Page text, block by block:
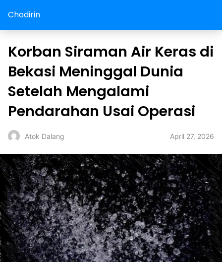
Chodirin
Korban Siraman Air Keras di
Bekasi Meninggal Dunia
Setelah Mengalami
Pendarahan Usai Operasi
Atok Dalang April 27, 2026